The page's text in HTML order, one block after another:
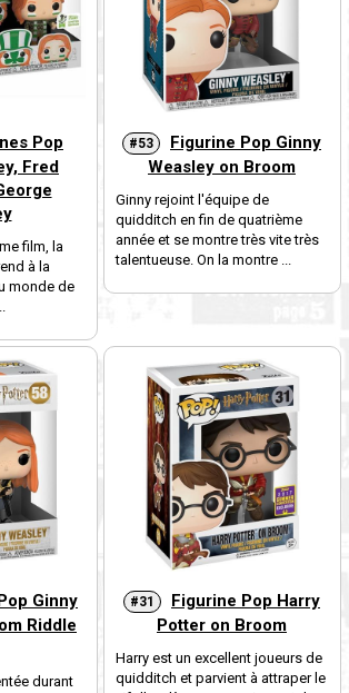
Pop
Fred
film, la
à la
monde de
#53
Figurine Pop Ginny
Weasley on Broom
Ginny rejoint l'équipe de
quidditch en fin de quatrième
année et se montre très vite très
talentueuse. On la montre ...
Ginny
Riddle
durant
#31
Figurine Pop Harry
Potter on Broom
Harry est un excellent joueurs de
quidditch et parvient à attraper le